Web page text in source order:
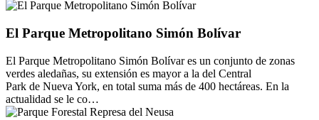
El Parque Metropolitano Simón Bolívar
El Parque Metropolitano Simón Bolívar es un conjunto de zonas
verdes aledañas, su extensión es mayor a la del Central
Park de Nueva York, en total suma más de 400 hectáreas. En la
actualidad se le co…